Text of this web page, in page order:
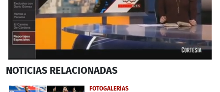
seconds
6
NOTICIAS RELACIONADAS
FOTOGALERÍAS